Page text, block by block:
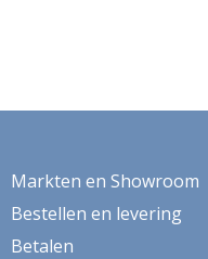
vuurtoren
vw bus
Markten en Showroom
Bestellen en levering
Betalen